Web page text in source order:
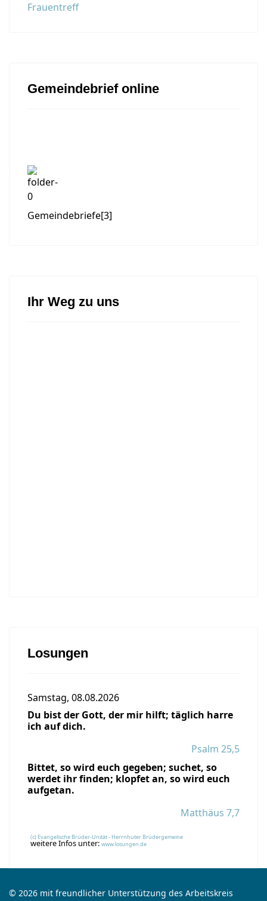
Frauentreff
Gemeindebrief online
Gemeindebriefe[3]
Ihr Weg zu uns
Losungen
Samstag, 08.08.2026
Du bist der Gott, der mir hilft; täglich harre
ich auf dich.
Psalm 25,5
Bittet, so wird euch gegeben; suchet, so
werdet ihr finden; klopfet an, so wird euch
aufgetan.
Matthäus 7,7
(c) Evangelische Brüder-Unität - Herrnhuter Brüdergemeine
weitere Infos unter: www.losungen.de
© 2026 mit freundlicher Unterstützung des Arbeitskreis